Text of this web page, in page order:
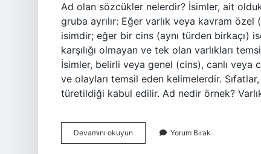
Ad olan sözcükler nelerdir? İsimler, ait
gruba ayrılır: Eğer varlık veya kavram
isimdir; eğer bir cins (aynı türden birkaçı)
karşılığı olmayan ve tek olan varlıkları
İsimler, belirli veya genel (cins), canlı veya
ve olayları temsil eden kelimelerdir.
türetildiği kabul edilir. Ad nedir örnek?
Devamını okuyun
Sözcükler
Yorum Bırak